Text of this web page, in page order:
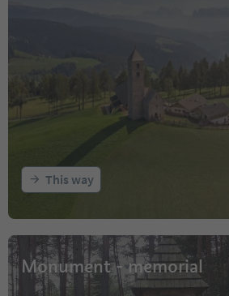
This way
Monument - memorial